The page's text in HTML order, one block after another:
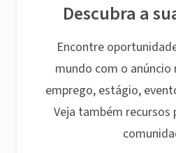
Descubra a
Encontre
mundo com o
emprego, estágio,
Veja também recursos